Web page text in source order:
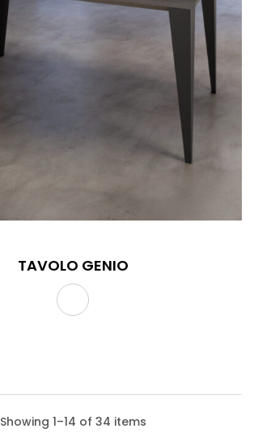
TAVOLO GENIO
Showing 1–14 of 34 items